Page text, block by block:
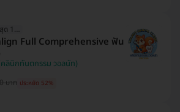
HD ออกค่าประเมินให้! สูงสุด 1500 บ.
Full Comprehensive ฟัน
ลินิกทันตกรรม วอลนัท)
บาท ประหยัด 52%